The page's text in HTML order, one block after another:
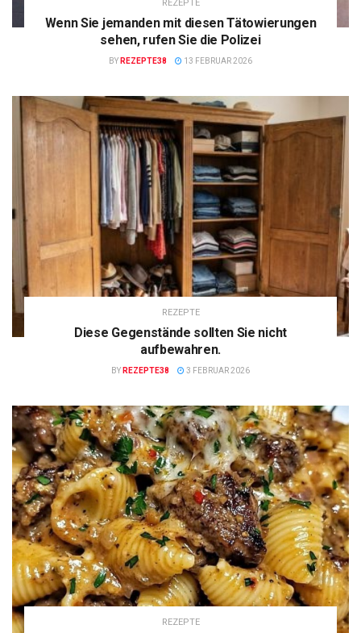
REZEPTE
Wenn Sie jemanden mit diesen Tätowierungen
sehen, rufen Sie die Polizei
BY REZEPTE38 13 FEBRUAR 2026
REZEPTE
Diese Gegenstände sollten Sie nicht
aufbewahren.
BY REZEPTE38 3 FEBRUAR 2026
REZEPTE